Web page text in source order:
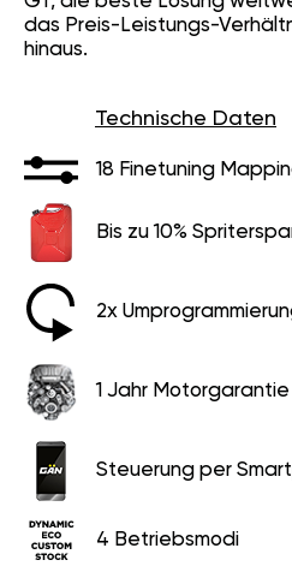
das Preis-Leistungs-
hinaus.
Technische Daten
18 Finetuning
Bis zu 10%
2x
1 Jahr Motorgarantie
Steuerung per
4 Betriebsmodi